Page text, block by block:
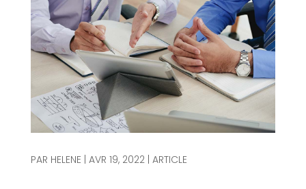
PAR HELENE AVR 19, 2022| ARTICLE